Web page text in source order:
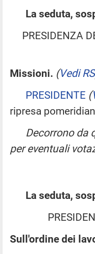
La seduta,
PRESIDENZA
Missioni. (Vedi RS
PRESIDENTE (
ripresa
Decorrono da
per eventuali
La seduta,
Sull'ordine dei